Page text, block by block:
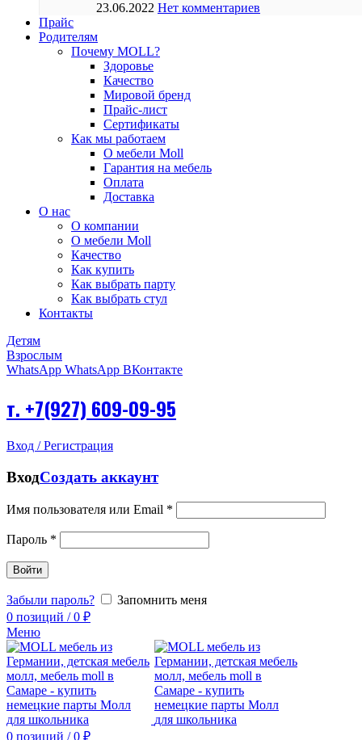
23.06.2022 Нет комментариев
Прайс
Родителям
Почему MOLL?
Здоровье
Качество
Мировой бренд
Прайс-лист
Сертификаты
Как мы работаем
О мебели Moll
Гарантия на мебель
Оплата
Доставка
О нас
О компании
О мебели Moll
Качество
Как купить
Как выбрать парту
Как выбрать стул
Контакты
Детям
Взрослым
WhatsApp WhatsApp ВКонтакте
т. +7(927) 609-09-95
Вход / Регистрация
ВходСоздать аккаунт
Имя пользователя или Email *
Пароль *
Войти
Забыли пароль?
Запомнить меня
0 позиций / 0 ₽
Меню
0 позиций / 0 ₽